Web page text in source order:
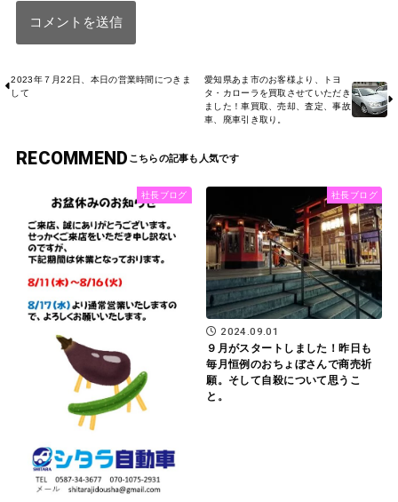
2023年７月22日、本日の営業時間につきま
して
愛知県あま市のお客様より、トヨ
タ・カローラを買取させていただき
ました！車買取、売却、査定、事故
車、廃車引き取り。
RECOMMEND
社長ブログ 社長ブログ
2024.09.01
９月がスタートしました！昨日も
毎月恒例のおちょぼさんで商売祈
願。そして自殺について思うこ
と。